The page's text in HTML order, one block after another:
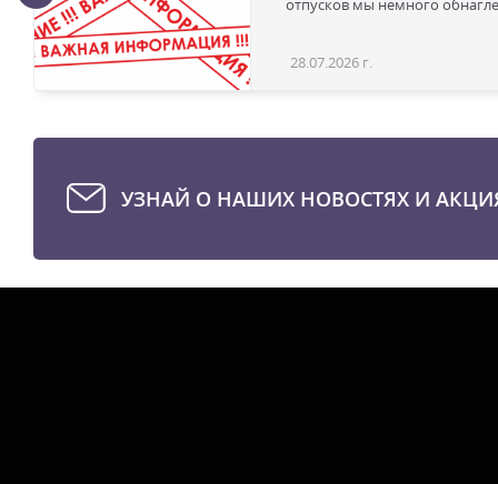
отпусков мы немного
28.07.2026 г.
УЗНАЙ О НАШИХ НОВОСТЯХ И